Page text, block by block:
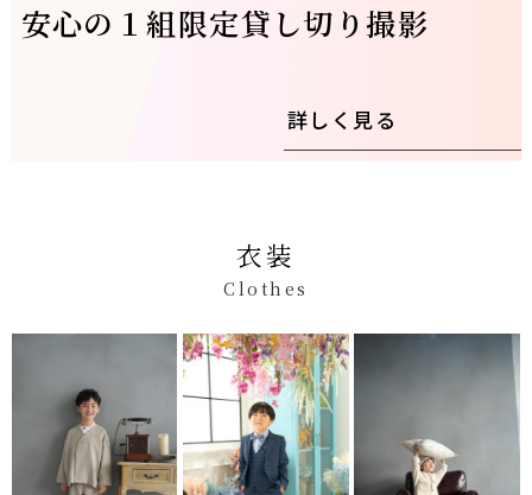
安心の１組限定貸し切り撮影
詳しく見る
衣装
Clothes